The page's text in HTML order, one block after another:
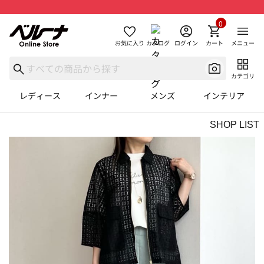
お気に入り カタログ ログイン カート
0
メニュー
カテゴリ
レディース インナー メンズ インテリア
SHOP LIST